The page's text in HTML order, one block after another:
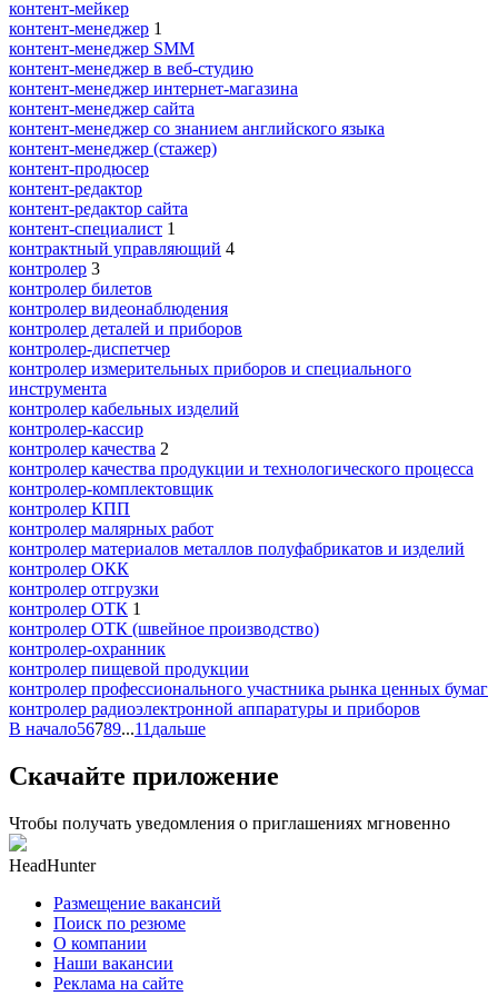
контент-мейкер
контент-менеджер 1
контент-менеджер SMM
контент-менеджер в веб-студию
контент-менеджер интернет-магазина
контент-менеджер сайта
контент-менеджер со знанием английского языка
контент-менеджер (стажер)
контент-продюсер
контент-редактор
контент-редактор сайта
контент-специалист 1
контрактный управляющий 4
контролер 3
контролер билетов
контролер видеонаблюдения
контролер деталей и приборов
контролер-диспетчер
контролер измерительных приборов и специального
инструмента
контролер кабельных изделий
контролер-кассир
контролер качества 2
контролер качества продукции и технологического процесса
контролер-комплектовщик
контролер КПП
контролер малярных работ
контролер материалов металлов полуфабрикатов и изделий
контролер ОКК
контролер отгрузки
контролер ОТК 1
контролер ОТК (швейное производство)
контролер-охранник
контролер пищевой продукции
контролер профессионального участника рынка ценных бумаг
контролер радиоэлектронной аппаратуры и приборов
В начало56789...11 дальше
Скачайте приложение
Чтобы получать уведомления о приглашениях мгновенно
HeadHunter
Размещение вакансий
Поиск по резюме
О компании
Наши вакансии
Реклама на сайте